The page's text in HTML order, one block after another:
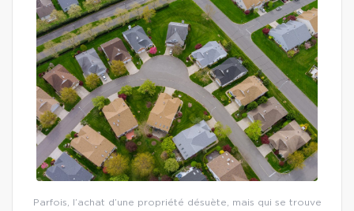
Parfois, l’achat d’une propriété désuète, mais qui se trouve